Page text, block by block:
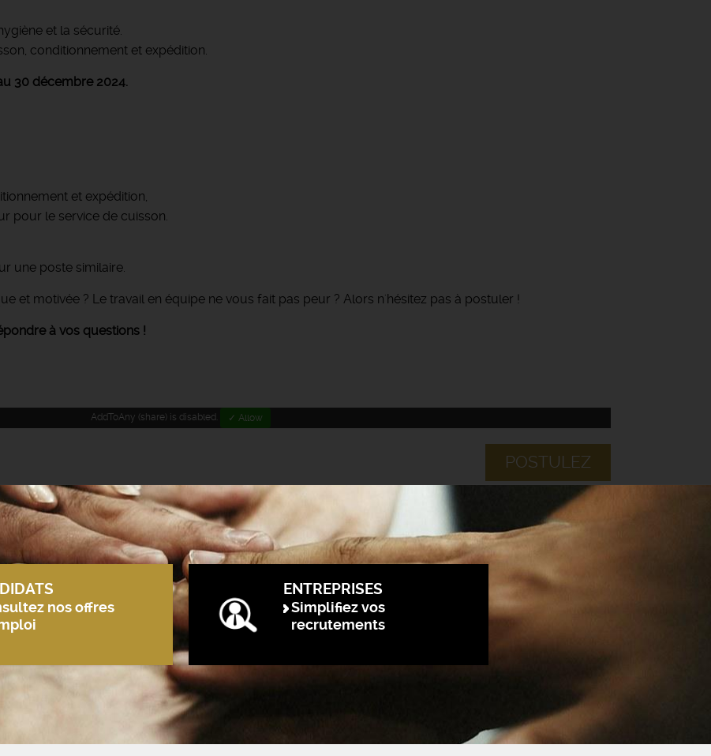
et la sécurité.
conditionnement et expédition.
30 décembre 2024.
et expédition,
pour le service de cuisson.
une poste similaire.
et motivée ? Le travail en équipe ne vous fait pas peur ? Alors n'hésitez pas à postuler !
à vos questions !
AddToAny (share) is disabled. ✓ Allow
POSTULEZ
nos offres
ENTREPRISES
Simplifiez vos
recrutements